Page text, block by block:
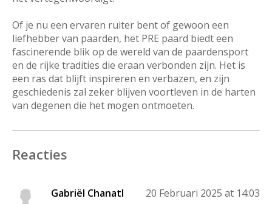
Of je nu een ervaren ruiter bent of gewoon een
liefhebber van paarden, het PRE paard biedt een
fascinerende blik op de wereld van de paardensport
en de rijke tradities die eraan verbonden zijn. Het is
een ras dat blijft inspireren en verbazen, en zijn
geschiedenis zal zeker blijven voortleven in de harten
van degenen die het mogen ontmoeten.
Reacties
Gabriël Chanatl
20 Februari 2025 at 14:03